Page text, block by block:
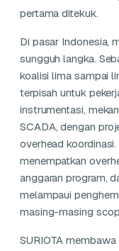
pertama ditekuk.
Di pasar Indonesia,
sungguh langka.
koalisi lima sampai
terpisah untuk
instrumentasi,
SCADA, dengan
overhead
menempatkan
anggaran program,
melampaui
masing-masing
SURIOTA